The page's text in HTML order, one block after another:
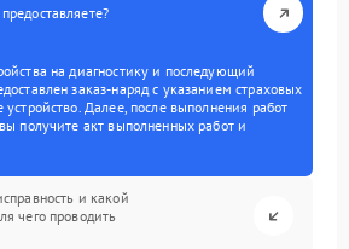
на диагностику и последующий
заказ-наряд с указанием страховых
устройство. Далее, после выполнения работ
получите акт выполненных работ и
и какой
чего проводить